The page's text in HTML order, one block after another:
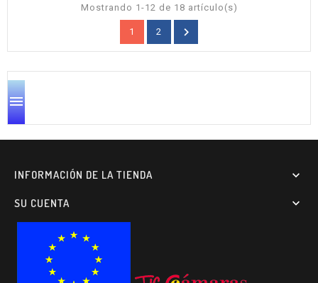
Mostrando 1-12 de 18 artículo(s)
1 2 

INFORMACIÓN DE LA TIENDA 
SU CUENTA 